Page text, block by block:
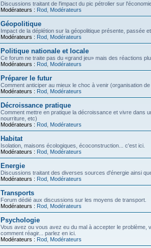
Discussions traitant de l'impact du pic pétrolier sur
Modérateurs : Rod Modérateurs
Géopolitique
Impact de la déplétion sur la géopolitique présente, passée
Modérateurs : Rod Modérateurs
Politique nationale et locale
Ce forum ne traite pas du «grand jeu» mais des réactions
Modérateurs : Rod Modérateurs
Préparer le futur
Comment anticiper au mieux le choc à venir (organisation
Modérateurs : Rod Modérateurs
Décroissance pratique
Comment mettre en pratique la décroissance et vivre dans
nourriture, etc)
Modérateurs : Rod Modérateurs
Habitat
Isolation, maisons écologiques, écoconstruction... c'est ici.
Modérateurs : Rod Modérateurs
Energie
Discussions traitant des diverses sources d'énergie ainsi
Modérateurs : Rod Modérateurs
Transports
Forum dédié aux discussions sur les moyens de transport.
Modérateurs : Rod Modérateurs
Psychologie
Vous avez ou vous avez eu du mal à accepter le
comment réagir... parlez en ici.
Modérateurs : Rod Modérateurs